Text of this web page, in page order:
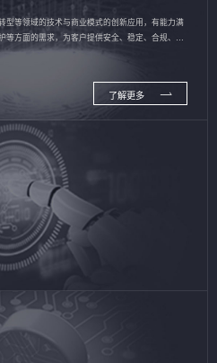
型等领域的技术与商业模式的创新应用，有能力满
等方面的需求，为客户提供安全、稳定、合规、持
了解更多